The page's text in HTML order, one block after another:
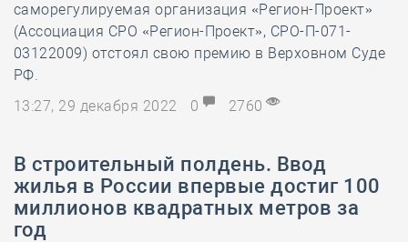
саморегулируемая организация «Регион-Проект»
(Ассоциация СРО «Регион-Проект», СРО-П-071-
03122009) отстоял свою премию в Верховном Суде
РФ.
13:27, 29 декабря 2022
0 2760
В строительный полдень. Ввод
жилья в России впервые достиг 100
миллионов квадратных метров за
год